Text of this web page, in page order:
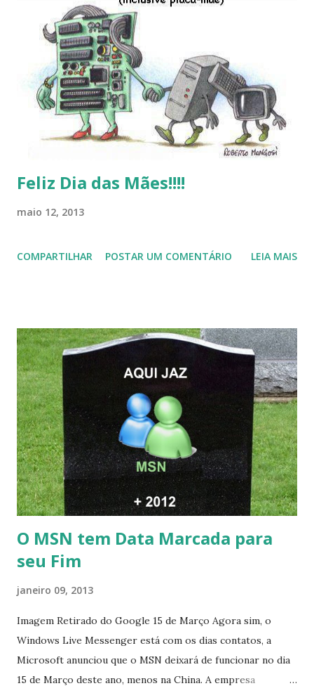
Linux (como sempre), o lançamento do Windows 8 e a sua
baixa taxa de adesão pelos usuários, entre out ros. Gostaria
de desejar a todos Boas Festas e que em 2013 possamos
estar juntos novamente. Feliz Natal!!!! F eli z 2013 a todos!!!
Feliz Dia das Mães!!!!
maio 12, 2013
COMPARTILHAR POSTAR UM COMENTÁRIO LEIA MAIS
O MSN tem Data Marcada para
seu Fim
janeiro 09, 2013
Imagem Retirado do Google 15 de Março Agora sim, o
Windows Live Messenger está com os dias contatos, a
Microsoft anunciou que o MSN deixará de funcionar no dia
15 de Março deste ano, menos na China. A empresa